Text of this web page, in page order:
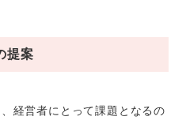
提案
経営者にとって課題となるの